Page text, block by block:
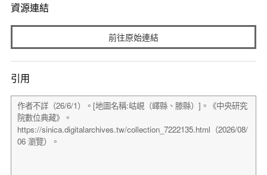
資源連結
前往原始連結
引用